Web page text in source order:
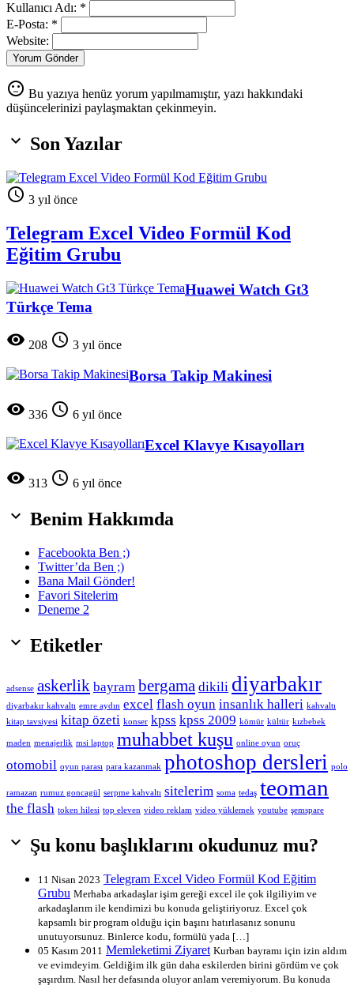
Kullanıcı Adı: *
E-Posta: *
Website:
Yorum Gönder
sentiment_neutral Bu yazıya henüz yorum yapılmamıştır, yazı hakkındaki
düşüncelerinizi paylaşmaktan çekinmeyin.
 Son Yazılar
 3 yıl önce
Telegram Excel Video Formül Kod
Eğitim Grubu
Huawei Watch Gt3
Türkçe Tema
 208  3 yıl önce
Borsa Takip Makinesi
 336  6 yıl önce
Excel Klavye Kısayolları
 313  6 yıl önce
 Benim Hakkımda
Facebookta Ben ;)
Twitter’da Ben ;)
Bana Mail Gönder!
Favori Sitelerim
Deneme 2
 Etiketler
adsense askerlik bayram bergama dikili diyarbakır
diyarbakır kahvaltı emre aydın excel flash oyun insanlık halleri kahvaltı
kitap tavsiyesi kitap özeti konser kpss kpss 2009 kömür kültür kızbebek
maden menajerlik msi laptop muhabbet kuşu online oyun oruç
otomobil oyun parası para kazanmak photoshop dersleri polo
ramazan rumuz goncagül serpme kahvaltı sitelerim soma tedaş teoman
the flash token hilesi top eleven video reklam video yüklemek youtube şemspare
 Şu konu başlıklarını okudunuz mu?
11 Nisan 2023 Telegram Excel Video Formül Kod Eğitim
Grubu Merhaba arkadaşlar işim gereği excel ile çok ilgiliyim ve
arkadaşlarım ile kendimizi bu konuda geliştiriyoruz. Excel çok
kapsamlı bir program olduğu için başını hatırlasanız sonunu
unutuyorsunuz. Binlerce kodu, formülü yada […]
05 Kasım 2011 Memleketimi Ziyaret Kurban bayramı için izin aldım
ve evimdeyim. Geldiğim ilk gün daha eskilerden birini gördüm ve çok
şaşırdım. Nasıl her defasında oluyor anlam veremiyorum. Bu konuda